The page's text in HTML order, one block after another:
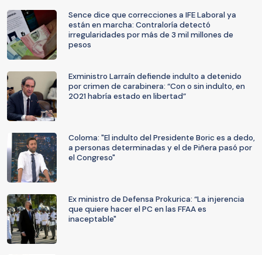
Sence dice que correcciones a IFE Laboral ya
están en marcha: Contraloría detectó
irregularidades por más de 3 mil millones de
pesos
Exministro Larraín defiende indulto a detenido
por crimen de carabinera: “Con o sin indulto, en
2021 habría estado en libertad”
Coloma: "El indulto del Presidente Boric es a dedo,
a personas determinadas y el de Piñera pasó por
el Congreso"
Ex ministro de Defensa Prokurica: “La injerencia
que quiere hacer el PC en las FFAA es
inaceptable"